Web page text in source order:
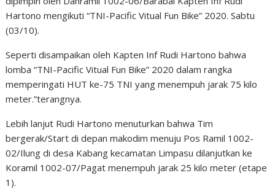
Hartono mengikuti “TNI-Pacific Vitual Fun Bike” 2020. Sabtu
(03/10).
Seperti disampaikan oleh Kapten Inf Rudi Hartono bahwa
lomba “TNI-Pacific Vitual Fun Bike” 2020 dalam rangka
memperingati HUT ke-75 TNI yang menempuh jarak 75 kilo
meter.”terangnya.
Lebih lanjut Rudi Hartono menuturkan bahwa Tim
bergerak/Start di depan makodim menuju Pos Ramil 1002-
02/Ilung di desa Kabang kecamatan Limpasu dilanjutkan ke
Koramil 1002-07/Pagat menempuh jarak 25 kilo meter (etape
1).